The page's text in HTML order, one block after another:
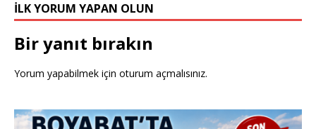
İLK YORUM YAPAN OLUN
Bir yanıt bırakın
Yorum yapabilmek için oturum açmalısınız.